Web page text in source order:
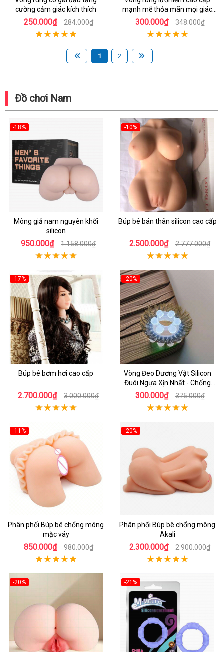
cường cảm giác kích thích
250.000₫ 284.000₫
mạnh mẽ thỏa mãn mọi giác
quan
300.000₫ 348.000₫
1 2
Đồ chơi Nam
-18%
Mông giả nam nguyên khối
silicon
950.000₫ 1.158.000₫
-10%
Búp bê bán thân silicon cao cấp
2.500.000₫ 2.777.000₫
-17%
Búp bê bơm hơi cao cấp
2.700.000₫ 3.000.000₫
-20%
Vòng Đeo Dương Vật Silicon
Đuôi Ngựa Xịn Nhất - Chống
Xuất Tinh Sớm
300.000₫ 375.000₫
-11%
Phân phối Búp bê chổng mông
mặc váy
850.000₫ 980.000₫
-20%
Phân phối Búp bê chổng mông
Akali
2.300.000₫ 2.900.000₫
-20% -21%